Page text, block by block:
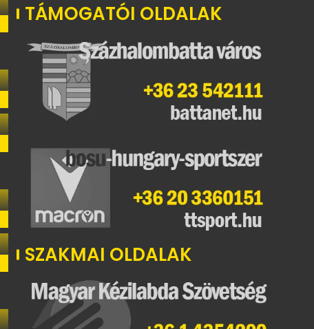
TÁMOGATÓI OLDALAK
SZAKMAI OLDALAK